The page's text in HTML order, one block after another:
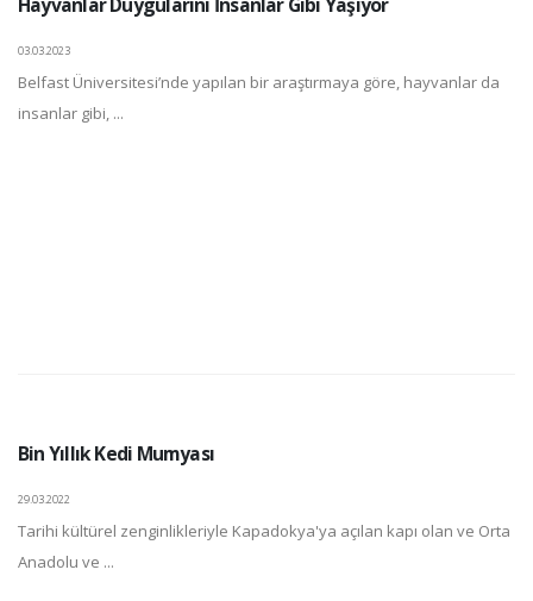
03.03.2023
Belfast Üniversitesi’nde yapılan bir araştırmaya göre, hayvanlar da
insanlar gibi, ...
Bin Yıllık Kedi Mumyası
29.03.2022
Tarihi kültürel zenginlikleriyle Kapadokya'ya açılan kapı olan ve Orta
Anadolu ve ...